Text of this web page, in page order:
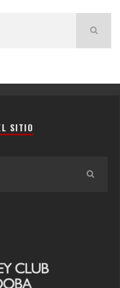
SITIO